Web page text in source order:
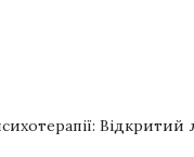
Відкритий